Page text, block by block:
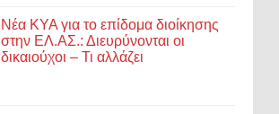
Νέα ΚΥΑ για το επίδομα διοίκησης
στην ΕΛ.ΑΣ.: Διευρύνονται οι
δικαιούχοι – Τι αλλάζει